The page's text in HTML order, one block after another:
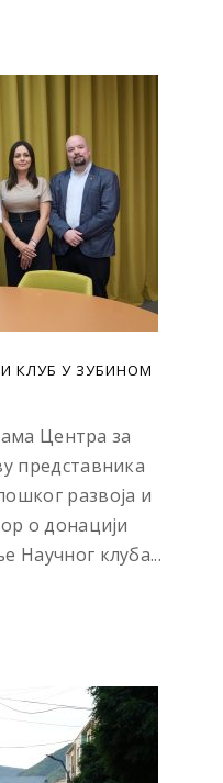
КЛУБ У ЗУБИНОМ
Центра за
представника
развоја и
о донацији
Научног клуба...